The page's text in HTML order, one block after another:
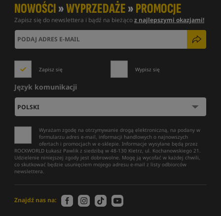
NOWOŚCI»WYPRZEDAŻE»PROMOCJE
Zapisz się do newslettera i bądź na bieżącoz najlepszymi okazjami!
Zapisz się Wypisz się
Język komunikacji
Wyrażam zgodę na otrzymywanie drogą elektroniczną, na podany w
formularzu adres e-mail, informacji handlowych o najnowszych
ofertach i promocjach w e-sklepie. Informacje wysyłane będą przez
ROCKWORLD Łukasz Pawlik z siedzibą w 48-130 Kietrz, ul. Kochanowskiego 21.
Udzielenie niniejszej zgody jest dobrowolne. Mogę ją wycofać w każdej chwili,
co skutkować będzie usunięciem mojego adresu e-mail z listy odbiorców
newslettera.
Znajdź nas na: